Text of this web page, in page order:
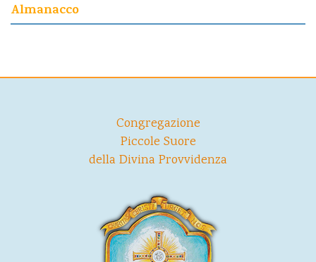
Almanacco
Congregazione
Piccole Suore
della Divina Provvidenza